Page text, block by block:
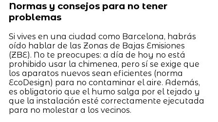
Normas y consejos para no tener
problemas
Si vives en una ciudad como Barcelona, habrás
oído hablar de las Zonas de Bajas Emisiones
(ZBE). No te preocupes: a día de hoy no está
prohibido usar la chimenea, pero sí se exige que
los aparatos nuevos sean eficientes (norma
EcoDesign) para no contaminar el aire. Además,
es obligatorio que el humo salga por el tejado y
que la instalación esté correctamente ejecutada
para no molestar a los vecinos.